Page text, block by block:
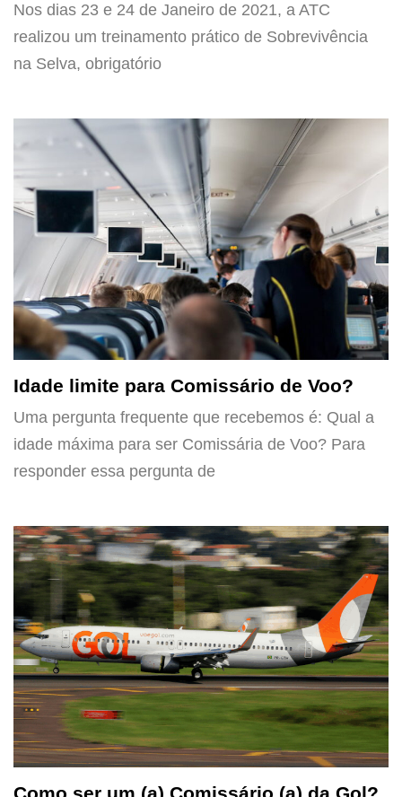
Nos dias 23 e 24 de Janeiro de 2021, a ATC
realizou um treinamento prático de Sobrevivência
na Selva, obrigatório
Idade limite para Comissário de Voo?
Uma pergunta frequente que recebemos é: Qual a
idade máxima para ser Comissária de Voo? Para
responder essa pergunta de
Como ser um (a) Comissário (a) da Gol?